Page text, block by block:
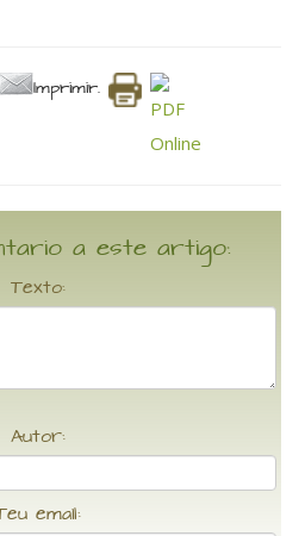
Imprimir.
a este artigo:
Texto:
Autor:
email: